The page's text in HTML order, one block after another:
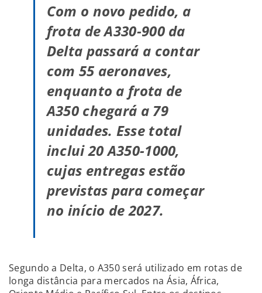
Com o novo pedido, a
frota de A330-900 da
Delta passará a contar
com 55 aeronaves,
enquanto a frota de
A350 chegará a 79
unidades. Esse total
inclui 20 A350-1000,
cujas entregas estão
previstas para começar
no início de 2027.
Segundo a Delta, o A350 será utilizado em rotas de
longa distância para mercados na Ásia, África,